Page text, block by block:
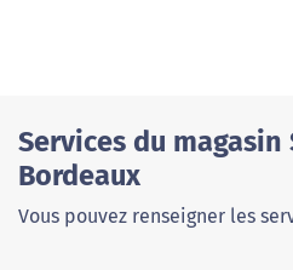
Services du magasin
Bordeaux
Vous pouvez renseigner les